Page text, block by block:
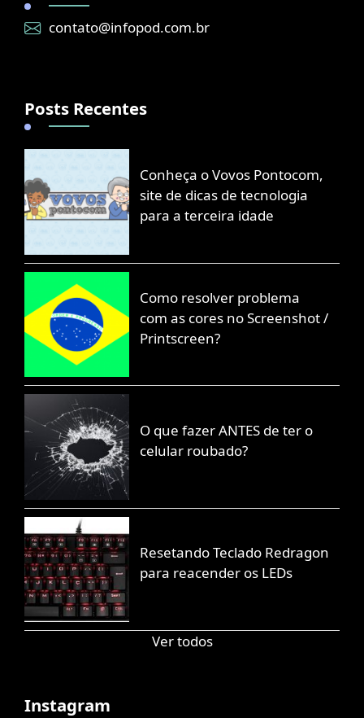
contato@infopod.com.br
Posts Recentes
Conheça o Vovos Pontocom,
site de dicas de tecnologia
para a terceira idade
Como resolver problema
com as cores no Screenshot /
Printscreen?
O que fazer ANTES de ter o
celular roubado?
Resetando Teclado Redragon
para reacender os LEDs
Ver todos
Instagram